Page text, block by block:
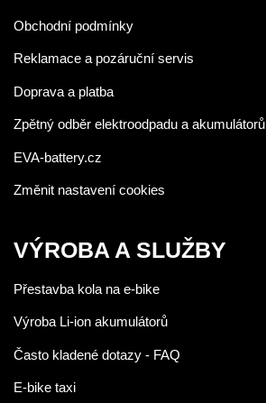
Obchodní podmínky
Reklamace a pozáruční servis
Doprava a platba
Zpětný odběr elektroodpadu a akumulátorů
EVA-battery.cz
Změnit nastavení cookies
VÝROBA A SLUŽBY
Přestavba kola na e-bike
Výroba Li-ion akumulátorů
Často kladené dotazy - FAQ
E-bike taxi